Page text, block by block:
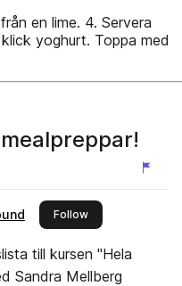
en lime. 4. Servera
yoghurt. Toppa med
Followthis publisher
till kursen "Hela
Sandra Mellberg